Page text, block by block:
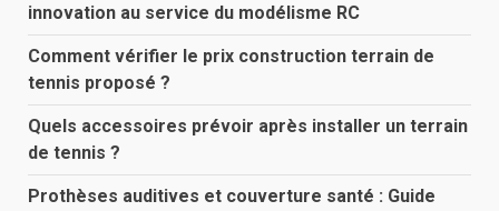
innovation au service du modélisme RC
Comment vérifier le prix construction terrain de
tennis proposé ?
Quels accessoires prévoir après installer un terrain
de tennis ?
Prothèses auditives et couverture santé : Guide